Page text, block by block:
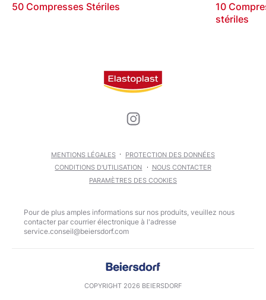
50 Compresses Stériles
10
stériles
MENTIONS LÉGALES
PROTECTION DES DONNÉES
CONDITIONS D'UTILISATION
NOUS CONTACTER
PARAMÈTRES DES COOKIES
Pour de plus amples informations sur nos produits, veuillez nous
contacter par courrier électronique à l'adresse
COPYRIGHT 2026 BEIERSDORF